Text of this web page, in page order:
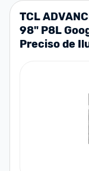
TCL
98" P8L
Preciso de